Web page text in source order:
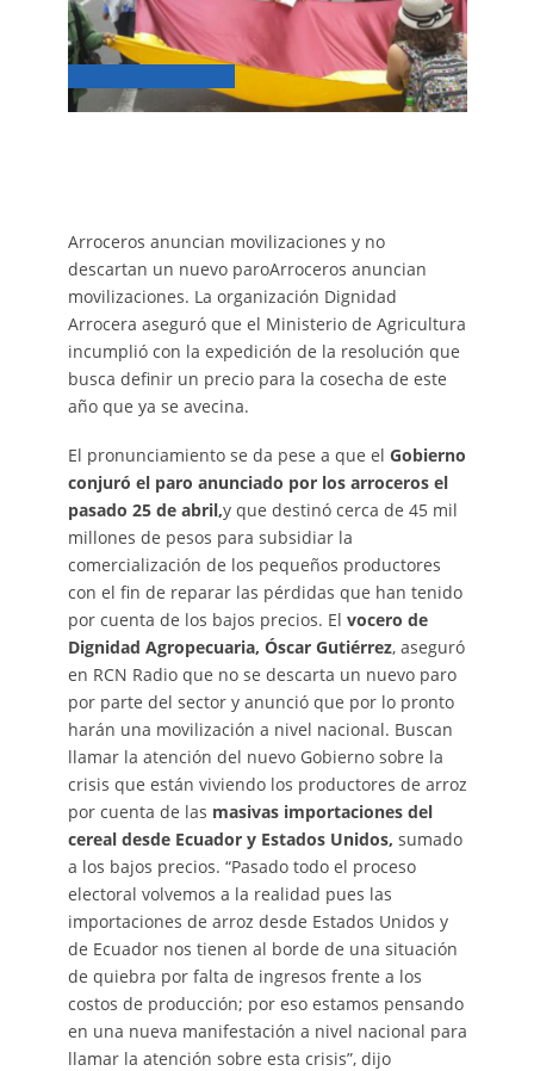
Arroceros anuncian movilizaciones y no
descartan un nuevo paroArroceros anuncian
movilizaciones. La organización Dignidad
Arrocera aseguró que el Ministerio de Agricultura
incumplió con la expedición de la resolución que
busca definir un precio para la cosecha de este
año que ya se avecina.
El pronunciamiento se da pese a que el Gobierno
conjuró el paro anunciado por los arroceros el
pasado 25 de abril,y que destinó cerca de 45 mil
millones de pesos para subsidiar la
comercialización de los pequeños productores
con el fin de reparar las pérdidas que han tenido
por cuenta de los bajos precios. El vocero de
Dignidad Agropecuaria, Óscar Gutiérrez, aseguró
en RCN Radio que no se descarta un nuevo paro
por parte del sector y anunció que por lo pronto
harán una movilización a nivel nacional. Buscan
llamar la atención del nuevo Gobierno sobre la
crisis que están viviendo los productores de arroz
por cuenta de las masivas importaciones del
cereal desde Ecuador y Estados Unidos, sumado
a los bajos precios. “Pasado todo el proceso
electoral volvemos a la realidad pues las
importaciones de arroz desde Estados Unidos y
de Ecuador nos tienen al borde de una situación
de quiebra por falta de ingresos frente a los
costos de producción; por eso estamos pensando
en una nueva manifestación a nivel nacional para
llamar la atención sobre esta crisis”, dijo